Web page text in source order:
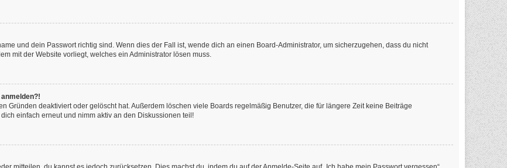
und dein Passwort richtig sind. Wenn dies der Fall ist, wende dich an einen Board-Administrator, um sicherzugehen, dass du nicht
mit der Website vorliegt, welches ein Administrator lösen muss.
Gründen deaktiviert oder gelöscht hat. Außerdem löschen viele Boards regelmäßig Benutzer, die für längere Zeit keine Beiträge
einfach erneut und nimm aktiv an den Diskussionen teil!